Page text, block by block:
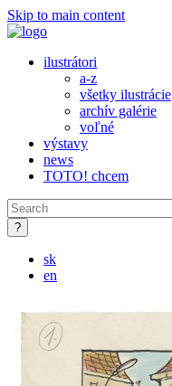
Skip to main content
ilustrátori
a-z
všetky ilustrácie
archív galérie
voľné
výstavy
news
TOTO! chcem
sk
en